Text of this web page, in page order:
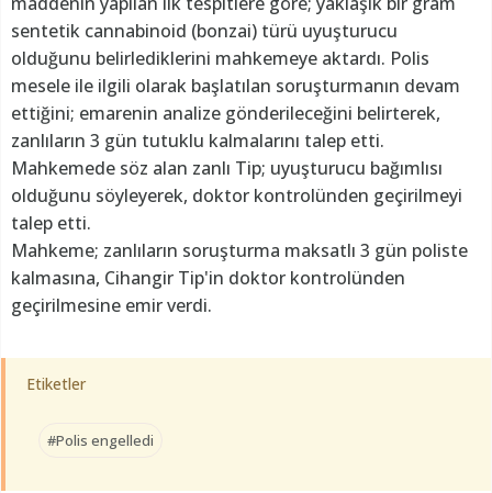
sentetik cannabinoid (bonzai) türü uyuşturucu
olduğunu belirlediklerini mahkemeye aktardı. Polis
mesele ile ilgili olarak başlatılan soruşturmanın devam
ettiğini; emarenin analize gönderileceğini belirterek,
zanlıların 3 gün tutuklu kalmalarını talep etti.
Mahkemede söz alan zanlı Tip; uyuşturucu bağımlısı
olduğunu söyleyerek, doktor kontrolünden geçirilmeyi
talep etti.
Mahkeme; zanlıların soruşturma maksatlı 3 gün poliste
kalmasına, Cihangir Tip'in doktor kontrolünden
geçirilmesine emir verdi.
Etiketler
#Polis engelledi